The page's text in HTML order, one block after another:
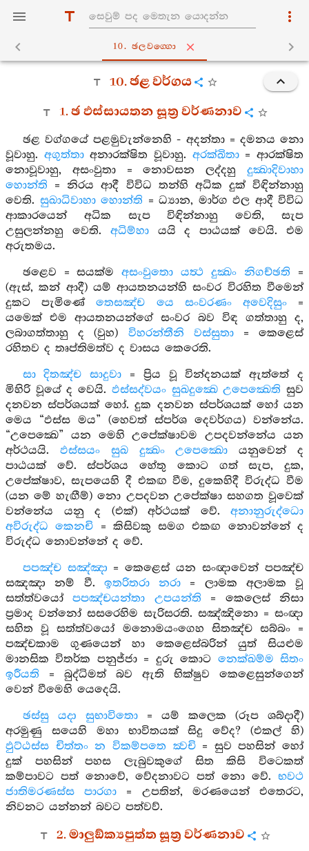
10. ඡලවග‍්ගො
10. ඡළ වර්ගය
1. ඡ ඵස්සායතන සූත්‍ර වර්ණනාව
ඡළ වග්ගයේ පළමුවැන්නෙහි - අදන්තා = දමනය නො
වූවාහු. අගුත්තාඅනාරක්ෂිත වූවාහු. අරක්ඛිතා= ආරක්ෂිත
නොවූවාහු, අසංවුතා = නොවසන ලද්දහු දුක්‍ඛාදිවාහා
හොන්ති = නිරය ආදී විවිධ තන්හි අධික දුක් විඳින්නාහු
වෙති. සුඛාධිවාහා හොන්ති = ධ්‍යාන, මාර්ග ඵල ආදී විවිධ
ආකාරයෙන් අධික සැප විඳින්නාහු වෙති, සැප
උසුලන්නහු වෙති. අධිම්හායයි ද පාඨයක් වෙයි. එම
අරුතමය.
ඡළෙව = සයක්මඅසංවුතො යත්‍ථ දුක්‍ඛං නිගච්ඡති =
(ඇස්, කන් ආදී) යම් ආයතනයන්හි සංවර විරහිත වීමෙන්
දුකට පැමිණේතෙසඤ්ච යෙ සංවරණං අවෙදිසුං=
යමෙක් එම ආයතනයන්ගේ සංවර බව විඳ ගත්තාහු ද,
ලබාගත්තාහු ද (වුහ) විහරන්තීනි වස්සුතා= කෙළෙස්
රහිතව ද තෘප්තිමත්ව ද වාසය කෙරෙති.
සා දිතඤ්ච සාදුවා = ප්‍රිය වූ වින්දනයක් ඇත්තේ ද
මිහිරි වූයේ ද වෙයි. ඵස්සද්වයං සුඛදුක්‍ඛෙ උපෙක්‍ඛෙති සුව
දනවන ස්පර්ශයක් හෝ. දුක දනවන ස්පර්ශයක් හෝ යන
මෙය “ඵස්ස මය” (හෙවත් ස්පර්ශ දෙවර්ගය) වන්නේය.
“උපෙක්‍ඛෙ” යන මෙහි උපේක්ෂාවම උපදවන්නේය යන
අර්ථයයි. ඵස්සයං සුඛ දුක්‍ඛං උපෙක්‍ඛොයනුවෙන් ද
පාඨයක් වේ. ස්පර්ශය හේතු කොට ගත් සැප, දුක,
උපේක්ෂාව, සැපයෙහි දී එකඟ වීම, දුකෙහිදී විරුද්ධ වීම
(යන මේ හැඟීම්) නො උපදවන උපේක්ෂා සහගත වූවෙක්
වන්නේය යනු ද (එක්) අර්ථයක් වේ. අනානුරුද්ධො
අවිරුද්ධ කෙනචි = කිසිවකු සමග එකඟ නොවන්නේ ද
විරුද්ධ නොවන්නේ ද වේ.
පපඤ්ච සඤ්ඤා = කෙළෙස් යන සංඥාවෙන් පපඤ්ච
සඤඤා නම් වී. ඉතරිතරා නරා = ලාමක අලාමක වූ
සත්ත්වයෝපපඤ්චයන්තා උපයන්ති = කෙලෙස් නිසා
ප්‍රමාද වන්නෝ සසරෙහිම සැරිසරති. සඤ්ඤිනො = සංඥා
සහිත වූ සත්ත්වයෝ මනොමයංගෙහ සිතඤ්ච සබ්බං =
පඤ්චකාම ගුණයෙන් හා කෙළෙස්බරින් යුත් සියළුම
මානසික විතර්ක පනුජ්ජා = දුරු කොට නෙක්ඛම්ම සිතං
ඉරීයති = බුද්ධිමත් බව ඇති භික්ෂුව කෙළෙසුන්ගෙන්
වෙන් වීමෙහි යෙදෙයි.
ඡස්සු යදා සුභාවිතො= යම් කලෙක (රූප ශබ්දාදී)
අරමුණු සයෙහි මහා භාවිතයක් සිදු වේද? (එකල් හි)
ඵුට්ඨස්ස චිත්තං න විකම්පතෙ ක්‍වචි= සුව පහසින් හෝ
දුක් පහසින් පහස ලැබුවකුගේ සිත කිසි විටෙකත්
කම්පාවට පත් නොවේ, වේදනාවට පත් නො වේ. භවථ
ජාතිමරණස්ස පාරගා = උපතින්, මරණයෙන් එතෙරට,
නිවනට යන්නන් බවට පත්වව්.
2. මාලුඞ්ක්‍යපුත්ත සූත්‍ර වර්ණනාව